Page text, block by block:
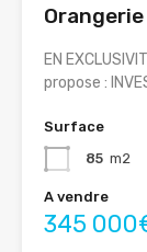
EN
propose :
Surface
85 m2
A vendre
345